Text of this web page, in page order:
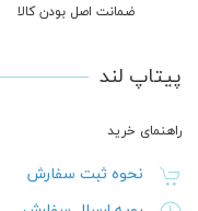
ضمانت اصل بودن کالا
پیتاپ لند
راهنمای خرید
نحوه ثبت سفارش